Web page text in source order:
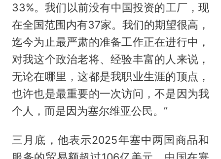
33%。我们以前没有中国投资的工厂，现
在全国范围内有37家。我们的期望很高，
迄今为止最严肃的准备工作正在进行中，
对我这个政治老将、经验丰富的人来说，
无论在哪里，这都是我职业生涯的顶点，
也许也是最重要的一次访问，不是因为我
个人，而是因为塞尔维亚公民。”
三月底，他表示2025年塞中两国商品和